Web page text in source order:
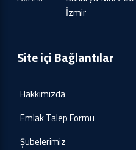
İzmir
Site içi Bağlantılar
Hakkımızda
Emlak Talep Formu
Şubelerimiz